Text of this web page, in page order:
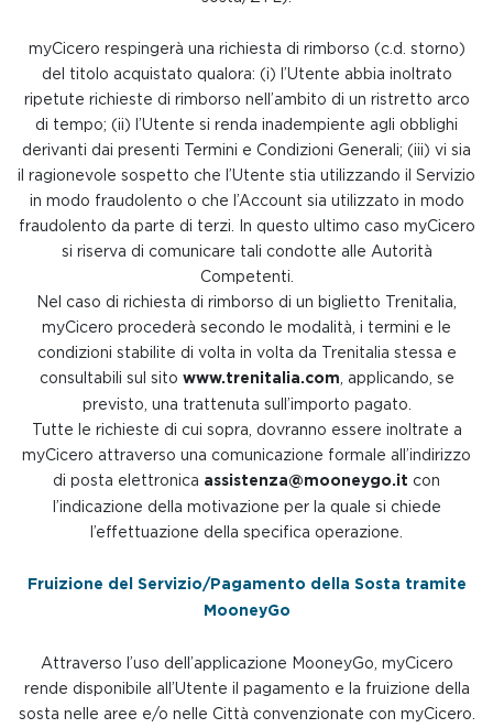
myCicero respingerà una richiesta di rimborso (c.d. storno)
del titolo acquistato qualora: (i) l’Utente abbia inoltrato
ripetute richieste di rimborso nell’ambito di un ristretto arco
di tempo; (ii) l’Utente si renda inadempiente agli obblighi
derivanti dai presenti Termini e Condizioni Generali; (iii) vi sia
il ragionevole sospetto che l’Utente stia utilizzando il Servizio
in modo fraudolento o che l’Account sia utilizzato in modo
fraudolento da parte di terzi. In questo ultimo caso myCicero
si riserva di comunicare tali condotte alle Autorità
Competenti.
Nel caso di richiesta di rimborso di un biglietto Trenitalia,
myCicero procederà secondo le modalità, i termini e le
condizioni stabilite di volta in volta da Trenitalia stessa e
consultabili sul sito www.trenitalia.com , applicando, se
previsto, una trattenuta sull’importo pagato.
Tutte le richieste di cui sopra, dovranno essere inoltrate a
myCicero attraverso una comunicazione formale all’indirizzo
di posta elettronica assistenza@mooneygo.it con
l’indicazione della motivazione per la quale si chiede
l’effettuazione della specifica operazione.
Fruizione del Servizio/Pagamento della Sosta tramite
MooneyGo
Attraverso l’uso dell’applicazione MooneyGo, myCicero
rende disponibile all’Utente il pagamento e la fruizione della
sosta nelle aree e/o nelle Città convenzionate con myCicero.